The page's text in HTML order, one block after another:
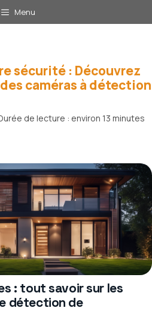
Menu
sécurité : Découvrez
caméras à détection
de lecture : environ 13 minutes
: tout savoir sur les
détection de